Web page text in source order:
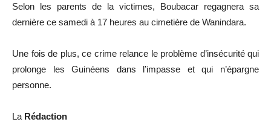
Selon les parents de la victimes, Boubacar regagnera sa
dernière ce samedi à 17 heures au cimetière de Wanindara.
Une fois de plus, ce crime relance le problème d’insécurité qui
prolonge les Guinéens dans l’impasse et qui n’épargne
personne.
La Rédaction